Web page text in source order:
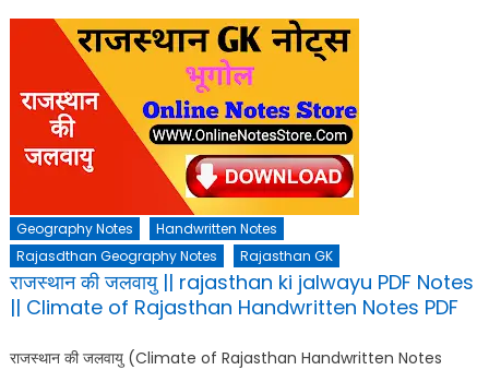
Geography Notes
Handwritten Notes
Rajasdthan Geography Notes
Rajasthan GK
राजस्थान की जलवायु || rajasthan ki jalwayu PDF Notes
|| Climate of Rajasthan Handwritten Notes PDF
राजस्थान की जलवायु (Climate of Rajasthan Handwritten Notes